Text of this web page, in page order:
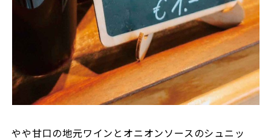
やや甘口の地元ワインとオニオンソースのシュニッ